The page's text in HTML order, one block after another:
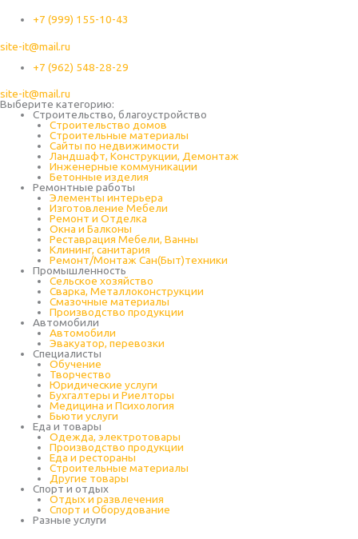
+7 (999) 155-10-43
site-it@mail.ru
+7 (962) 548-28-29
site-it@mail.ru
Выберите категорию:
Строительство, благоустройство
Строительство домов
Строительные материалы
Сайты по недвижимости
Ландшафт, Конструкции, Демонтаж
Инженерные коммуникации
Бетонные изделия
Ремонтные работы
Элементы интерьера
Изготовление Мебели
Ремонт и Отделка
Окна и Балконы
Реставрация Мебели, Ванны
Клининг, санитария
Ремонт/Монтаж Сан(Быт)техники
Промышленность
Cельское хозяйство
Сварка, Металлоконструкции
Cмазочные материалы
Производство продукции
Автомобили
Автомобили
Эвакуатор, перевозки
Специалисты
Обучение
Творчество
Юридические услуги
Бухгалтеры и Риелторы
Медицина и Психология
Бьюти услуги
Еда и товары
Одежда, электротовары
Производство продукции
Еда и рестораны
Строительные материалы
Другие товары
Спорт и отдых
Отдых и развлечения
Спорт и Оборудование
Разные услуги